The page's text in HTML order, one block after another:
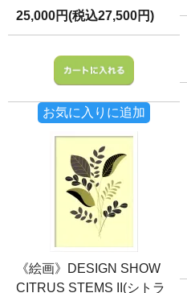
25,000円(税込27,500円)
お気に入りに追加
《絵画》DESIGN SHOW
CITRUS STEMS II(シトラ